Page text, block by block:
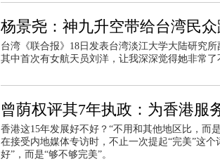
杨景尧：神九升空带给台湾民
台湾《联合报》18日发表台湾淡江大学大陆研究
其中首次有女航天员刘洋，让我深深觉得她非常了
曾荫权评其7年执政：为香港服
香港这15年发展好不好？“不用和其他地区比，而
在接受内地媒体专访时，不止一次提起“完美”这
好”，而是“够不够完美”。